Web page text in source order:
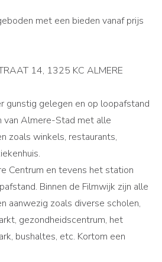
met een bieden vanaf prijs
14, 1325 KC ALMERE
gunstig gelegen en op loopafstand
van Almere-Stad met alle
zoals winkels, restaurants,
Centrum en tevens het station
Binnen de Filmwijk zijn alle
aanwezig zoals diverse scholen,
gezondheidscentrum, het
bushaltes, etc. Kortom een